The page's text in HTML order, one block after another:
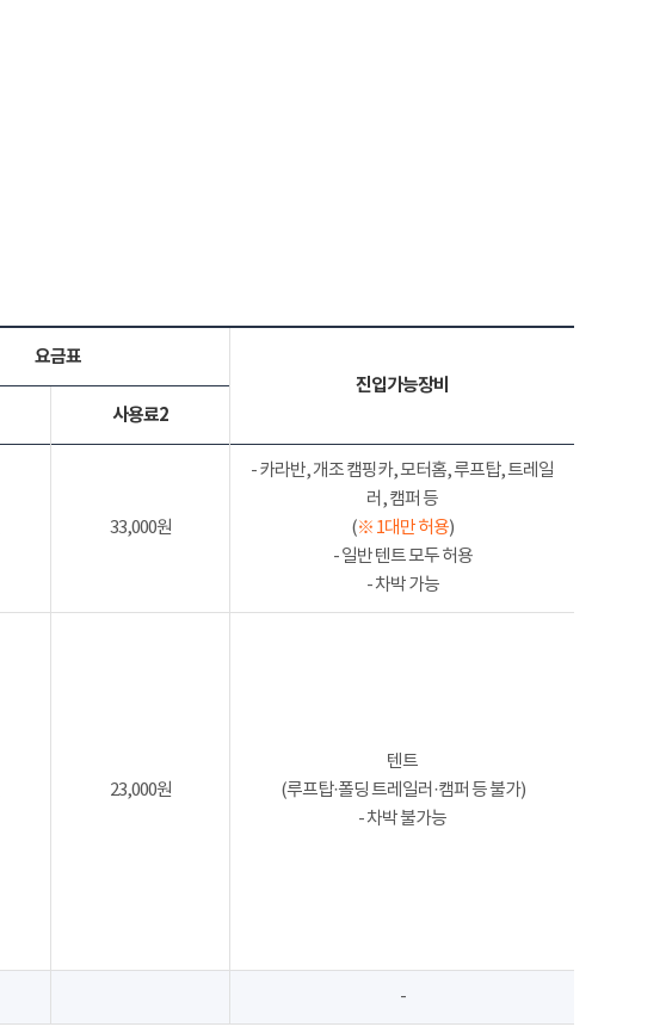
요금표
진입가능장비
사용료2
33,000원
- 카라반, 개조 캠핑카, 모터홈, 루프탑, 트레일
러, 캠퍼 등
(※ 1대만 허용)
- 일반 텐트 모두 허용
- 차박 가능
23,000원
텐트
(루프탑·폴딩 트레일러·캠퍼 등 불가)
- 차박 불가능
-